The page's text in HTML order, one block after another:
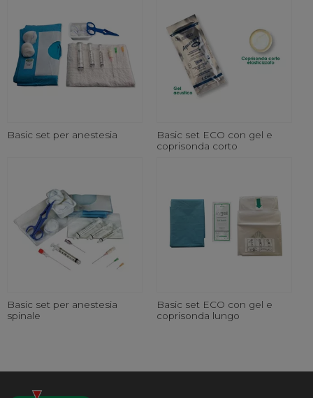
Basic set per anestesia
Basic set ECO con gel e
coprisonda corto
Basic set per anestesia
spinale
Basic set ECO con gel e
coprisonda lungo